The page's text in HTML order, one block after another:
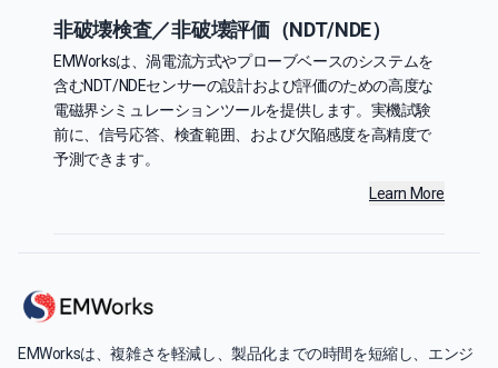
非破壊検査／非破壊評価（NDT/NDE）
EMWorksは、渦電流方式やプローブベースのシステムを
含むNDT/NDEセンサーの設計および評価のための高度な
電磁界シミュレーションツールを提供します。実機試験
前に、信号応答、検査範囲、および欠陥感度を高精度で
予測できます。
Learn More
EMWorksは、複雑さを軽減し、製品化までの時間を短縮し、エンジ